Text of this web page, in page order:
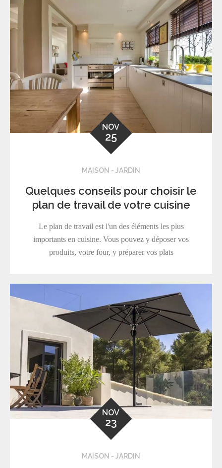
NOV
25
MAISON - JARDIN
Quelques conseils pour choisir le
plan de travail de votre cuisine
Le plan de travail est l'un des éléments les plus
importants en cuisine. Vous pouvez y déposer vos
produits, votre four, y préparer vos plats
NOV
23
MAISON - JARDIN